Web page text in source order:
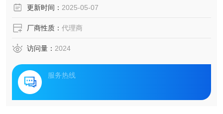
更新时间： 2025-05-07
厂商性质： 代理商
访问量： 2024
服务热线